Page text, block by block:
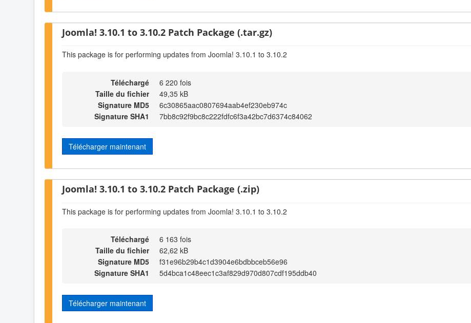
Joomla! 3.10.1 to 3.10.2 Patch Package (.tar.gz)
This package is for performing updates from Joomla! 3.10.1 to 3.10.2
Téléchargé
6 220 fois
Taille du fichier
49,35 kB
Signature MD5
6c30865aac0807694aab4ef230eb974c
Signature SHA1
7bb8c92f9bc8c222fdfc6f3a42bc7d6374c84062
Télécharger maintenant
Joomla! 3.10.1 to 3.10.2 Patch Package (.zip)
This package is for performing updates from Joomla! 3.10.1 to 3.10.2
Téléchargé
6 163 fois
Taille du fichier
62,62 kB
Signature MD5
f31e96b29b4c1d3904e6bdbbceb56e96
Signature SHA1
5d4bca1c48eec1c3af829d970d807cdf195ddb40
Télécharger maintenant